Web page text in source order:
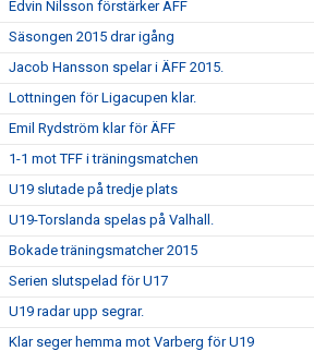
Edvin Nilsson förstärker ÄFF
Säsongen 2015 drar igång
Jacob Hansson spelar i ÄFF 2015.
Lottningen för Ligacupen klar.
Emil Rydström klar för ÄFF
1-1 mot TFF i träningsmatchen
U19 slutade på tredje plats
U19-Torslanda spelas på Valhall.
Bokade träningsmatcher 2015
Serien slutspelad för U17
U19 radar upp segrar.
Klar seger hemma mot Varberg för U19